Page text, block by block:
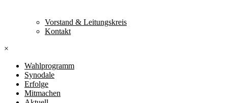
Vorstand & Leitungskreis
Kontakt
×
Wahlprogramm
Synodale
Erfolge
Mitmachen